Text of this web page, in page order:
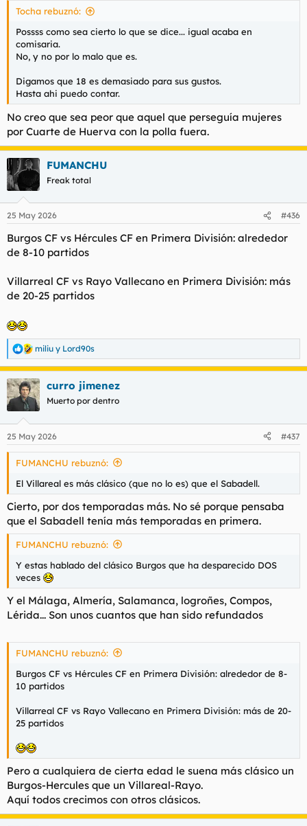
Tocha rebuznó:
Possss como sea cierto lo que se dice... igual acaba en
comisaria.
No, y no por lo malo que es.
Digamos que 18 es demasiado para sus gustos.
Hasta ahi puedo contar.
No creo que sea peor que aquel que perseguía mujeres
por Cuarte de Huerva con la polla fuera.
FUMANCHU
Freak total
25 May 2026 #436
Burgos CF vs Hércules CF en Primera División: alrededor
de 8-10 partidos
Villarreal CF vs Rayo Vallecano en Primera División: más
de 20-25 partidos
R
e
a
c
c
e
s
miliu y Lord90s
curro jimenez
Muerto por dentro
25 May 2026 #437
FUMANCHU rebuznó:
El Villareal es más clásico (que no lo es) que el Sabadell.
Cierto, por dos temporadas más. No sé porque pensaba
que el Sabadell tenía más temporadas en primera.
FUMANCHU rebuznó:
Y estas hablado del clásico Burgos que ha desparecido DOS
veces
Y el Málaga, Almería, Salamanca, logroñes, Compos,
Lérida... Son unos cuantos que han sido refundados
FUMANCHU rebuznó:
Burgos CF vs Hércules CF en Primera División: alrededor de 8-
10 partidos
Villarreal CF vs Rayo Vallecano en Primera División: más de 20-
25 partidos
Pero a cualquiera de cierta edad le suena más clásico un
Burgos-Hercules que un Villareal-Rayo.
Aquí todos crecimos con otros clásicos.